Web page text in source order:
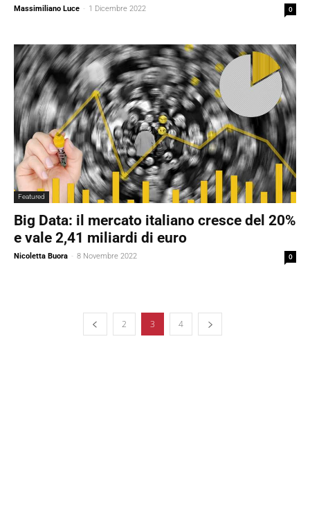
Massimiliano Luce - 1 Dicembre 2022 0
Featured
Big Data: il mercato italiano cresce del 20%
e vale 2,41 miliardi di euro
Nicoletta Buora - 8 Novembre 2022 0
2 3 4